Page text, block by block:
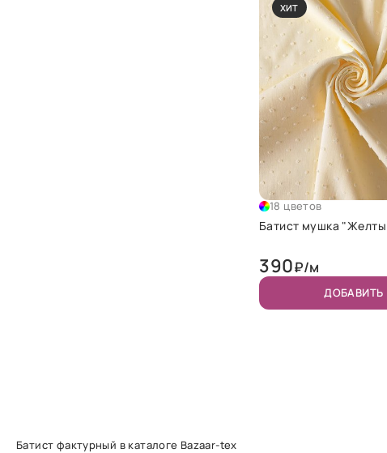
ХИТ
18 цветов
Батист мушка
390₽/м
ДОБАВИТЬ
Батист фактурный в каталоге Bazaar-tex